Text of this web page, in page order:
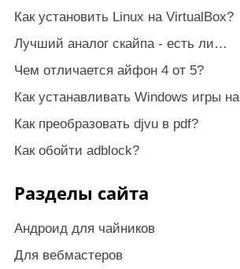
Как установить Linux на VirtualBox?
Лучший аналог скайпа - есть ли…
Чем отличается айфон 4 от 5?
Как устанавливать Windows игры на
Как преобразовать djvu в pdf?
Как обойти adblock?
Разделы сайта
Андроид для чайников
Для вебмастеров